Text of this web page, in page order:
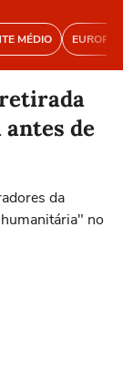
MÉDIO EUROPA
antes de
da
no